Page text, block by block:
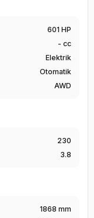
601 HP
- cc
Elektrik
Otomatik
AWD
230
3.8
1868 mm